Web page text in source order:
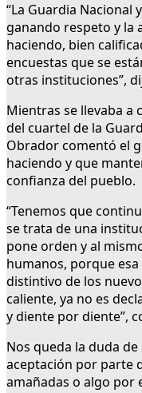
“La Guardia Nacional
ganando respeto y la
haciendo, bien
encuestas que se
otras instituciones”,
Mientras se llevaba a
del cuartel de la
Obrador comentó el
haciendo y que
confianza del pueblo.
“Tenemos que
se trata de una
pone orden y al
humanos, porque
distintivo de los
caliente, ya no es
y diente por diente”,
Nos queda la duda
aceptación por parte
amañadas o algo por